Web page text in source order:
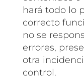
hará todo lo
correcto
no se
errores,
otra
control.